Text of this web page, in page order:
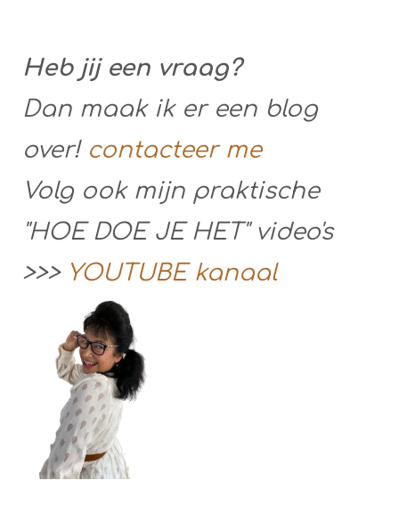
Heb jij een vraag?
Dan maak ik er een blog
over! contacteer me
Volg ook mijn praktische
"HOE DOE JE HET" video's
>>> YOUTUBE kanaal